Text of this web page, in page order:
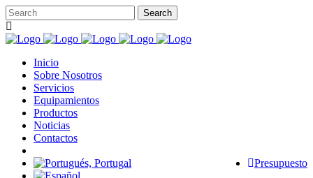
Inicio
Sobre Nosotros
Servicios
Equipamientos
Productos
Noticias
Contactos
Presupuesto